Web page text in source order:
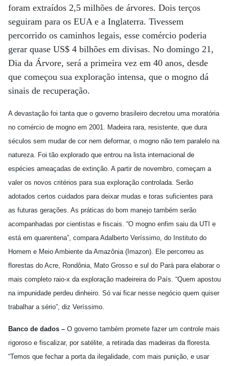
foram extraídos 2,5 milhões de árvores. Dois terços
seguiram para os EUA e a Inglaterra. Tivessem
percorrido os caminhos legais, esse comércio poderia
gerar quase US$ 4 bilhões em divisas. No domingo 21,
Dia da Árvore, será a primeira vez em 40 anos, desde
que começou sua exploração intensa, que o mogno dá
sinais de recuperação.
A devastação foi tanta que o governo brasileiro decretou uma moratória
no comércio de mogno em 2001. Madeira rara, resistente, que dura
séculos sem mudar de cor nem deformar, o mogno não tem paralelo na
natureza. Foi tão explorado que entrou na lista internacional de
espécies ameaçadas de extinção. A partir de novembro, começam a
valer os novos critérios para sua exploração controlada. Serão
adotados certos cuidados para deixar mudas e toras suficientes para
as futuras gerações. As práticas do bom manejo também serão
acompanhadas por cientistas e fiscais. “O mogno enfim saiu da UTI e
está em quarentena”, compara Adalberto Veríssimo, do Instituto do
Homem e Meio Ambiente da Amazônia (Imazon). Ele percorreu as
florestas do Acre, Rondônia, Mato Grosso e sul do Pará para elaborar o
mais completo raio-x da exploração madeireira do País. “Quem apostou
na impunidade perdeu dinheiro. Só vai ficar nesse negócio quem quiser
trabalhar a sério”, diz Veríssimo.
Banco de dados – O governo também promete fazer um controle mais
rigoroso e fiscalizar, por satélite, a retirada das madeiras da floresta.
“Temos que fechar a porta da ilegalidade, com mais punição, e usar